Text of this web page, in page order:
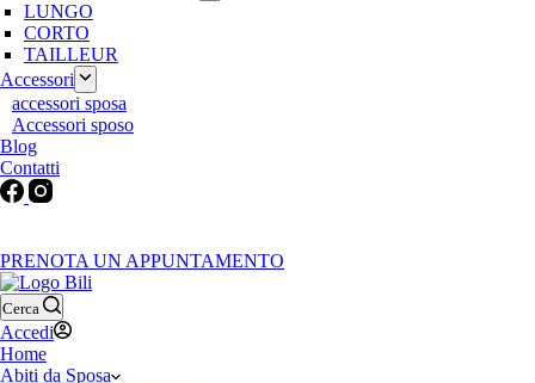
LUNGO
CORTO
TAILLEUR
Accessori
accessori sposa
Accessori sposo
Blog
Contatti
PRENOTA UN APPUNTAMENTO
Cerca
Accedi
Home
Abiti da Sposa